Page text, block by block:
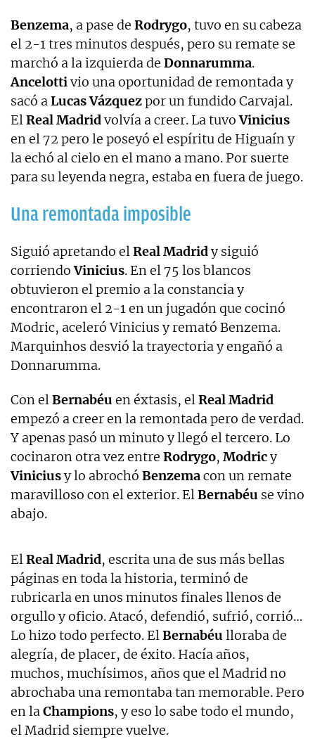
Benzema, a pase de Rodrygo, tuvo en su cabeza
el 2-1 tres minutos después, pero su remate se
marchó a la izquierda de Donnarumma.
Ancelottivio una oportunidad de remontada y
sacó aLucas Vázquezpor un fundido Carvajal.
ElReal Madridvolvía a creer. La tuvoVinicius
en el 72 pero le poseyó el espíritu de Higuaín y
la echó al cielo en el mano a mano. Por suerte
para su leyenda negra, estaba en fuera de juego.
Una remontada imposible
Siguió apretando elReal Madridy siguió
corriendoVinicius. En el 75 los blancos
obtuvieron el premio a la constancia y
encontraron el 2-1 en un jugadón que cocinó
Modric, aceleró Vinicius y remató Benzema.
Marquinhos desvió la trayectoria y engañó a
Donnarumma.
Con elBernabéu en éxtasis, elReal Madrid
empezó a creer en la remontada pero de verdad.
Y apenas pasó un minuto y llegó el tercero. Lo
cocinaron otra vez entre Rodrygo, Modricy
Viniciusy lo abrochó Benzemacon un remate
maravilloso con el exterior. ElBernabéu se vino
abajo.
ElReal Madrid, escrita una de sus más bellas
páginas en toda la historia, terminó de
rubricarla en unos minutos finales llenos de
orgullo y oficio. Atacó, defendió, sufrió, corrió…
Lo hizo todo perfecto. ElBernabéu lloraba de
alegría, de placer, de éxito. Hacía años,
muchos, muchísimos, años que el Madrid no
abrochaba una remontaba tan memorable. Pero
en laChampions, y eso lo sabe todo el mundo,
el Madrid siempre vuelve.